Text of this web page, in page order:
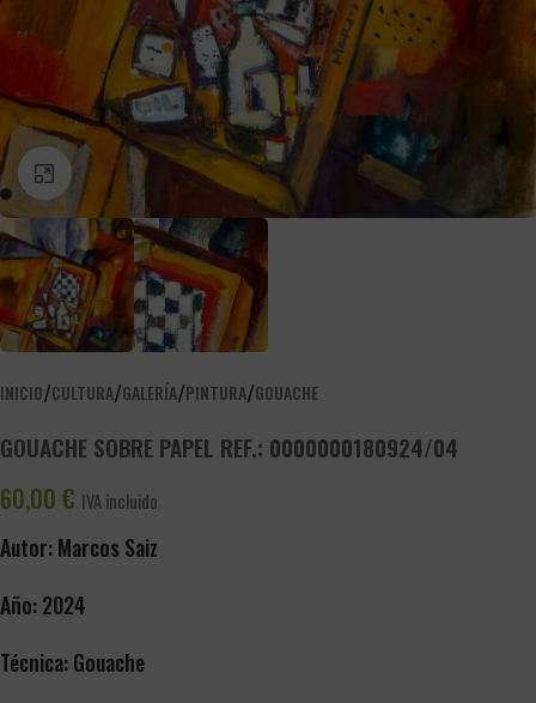
PINCHA PARA AGRANDAR
INICIO/CULTURA/GALERÍA/PINTURA/GOUACHE
GOUACHE SOBRE PAPEL REF.: 0000000180924/04
60,00 € IVA incluido
Autor: Marcos Saiz
Año: 2024
Técnica: Gouache